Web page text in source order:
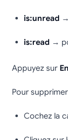
is:unread
is:read →
Appuyez sur
Pour
Cochez la